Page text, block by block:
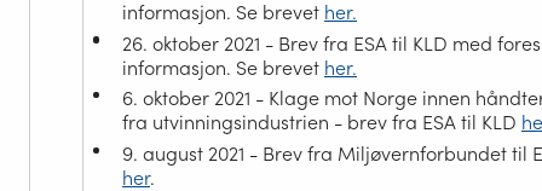
informasjon. Se brevet her.
26. oktober 2021 - Brev fra ESA til KLD med
informasjon. Se brevet her.
6. oktober 2021 - Klage mot Norge innen
fra utvinningsindustrien - brev fra ESA til KLD
9. august 2021 - Brev fra Miljøvernforbundet til
her.